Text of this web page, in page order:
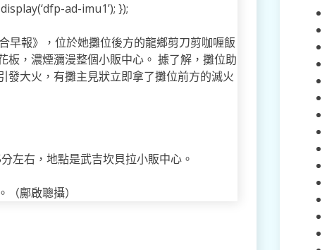
ad-imu1’); });
早報》，位於她攤位後方的龍鄉剪刀剪咖喱飯
，濃煙瀰漫整個小販中心。 據了解，攤位助
發大火，有攤主見狀立即拿了攤位前方的滅火
左右，地點是武吉坎貝拉小販中心。
鄺啟聰攝）